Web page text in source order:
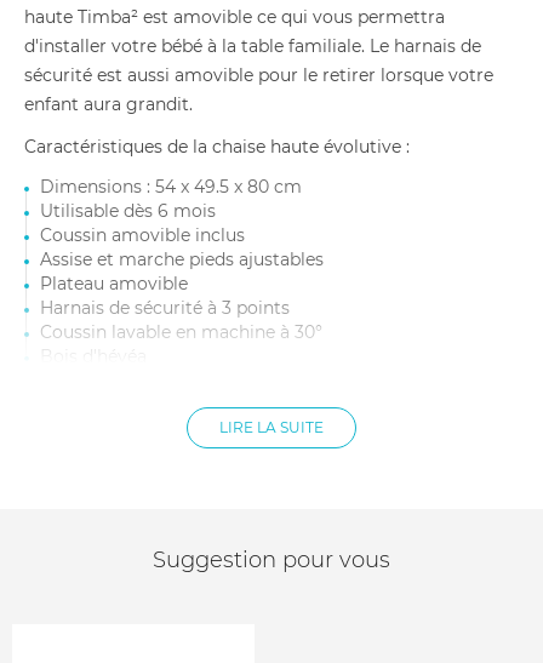
haute Timba² est amovible ce qui vous permettra
d'installer votre bébé à la table familiale. Le harnais de
sécurité est aussi amovible pour le retirer lorsque votre
enfant aura grandit.
Caractéristiques de la chaise haute évolutive :
Dimensions : 54 x 49.5 x 80 cm
Utilisable dès 6 mois
Coussin amovible inclus
Assise et marche pieds ajustables
Plateau amovible
Harnais de sécurité à 3 points
Coussin lavable en machine à 30°
Bois d'hévéa
LIRE LA SUITE
Suggestion pour vous